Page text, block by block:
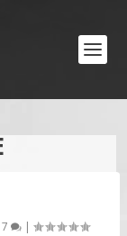
7 |